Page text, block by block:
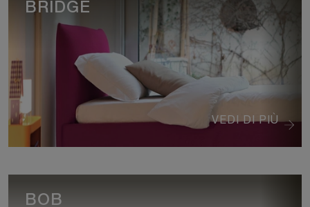
VEDI DI PIÙ
BRIDGE
BOB